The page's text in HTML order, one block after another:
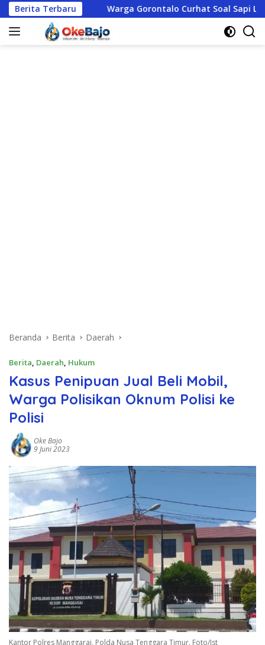
Langsung
ke
konten
Berita Terbaru
Warga Gorontalo Curhat Soal Sapi Liar hingga Judi
Beranda Berita Daerah
Berita, Daerah, Hukum
Kasus Penipuan Jual Beli Mobil,
Warga Polisikan Oknum Polisi ke
Polisi
Oke Bajo
9 Juni 2023
Kantor Polres Manggarai, Polda Nusa Tenggara Timur. Foto/Ist